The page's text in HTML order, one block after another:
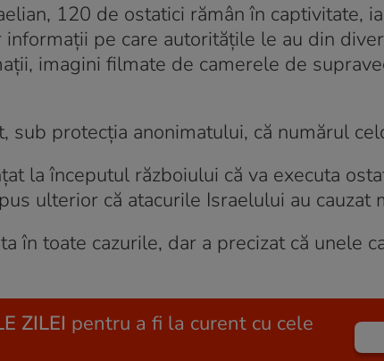
120 de ostatici rămân în captivitate,
informații pe care autoritățile le au din
imagini filmate de camerele de
sub protecția anonimatului, că numărul
la începutul războiului că va executa
ulterior că atacurile Israelului au cauzat
în toate cazurile, dar a precizat că unele
ZILEI pentru a fi la curent cu cele